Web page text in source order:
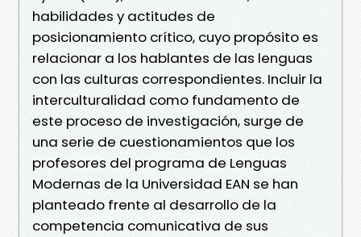
habilidades y actitudes de
posicionamiento crítico, cuyo propósito es
relacionar a los hablantes de las lenguas
con las culturas correspondientes. Incluir la
interculturalidad como fundamento de
este proceso de investigación, surge de
una serie de cuestionamientos que los
profesores del programa de Lenguas
Modernas de la Universidad EAN se han
planteado frente al desarrollo de la
competencia comunicativa de sus